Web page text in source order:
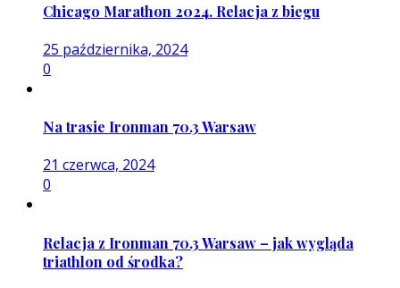
Chicago Marathon 2024. Relacja z biegu
25 października, 2024
0
Na trasie Ironman 70.3 Warsaw
21 czerwca, 2024
0
Relacja z Ironman 70.3 Warsaw – jak wygląda
triathlon od środka?